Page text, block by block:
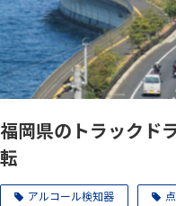
福岡県のトラックド
転
アルコール検知器